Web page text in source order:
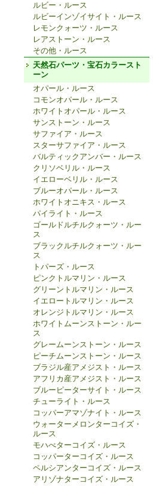
ルビー・ルース
ルビーインゾイサイト・ルース
レモンクォーツ・ルース
レアストーン・ルース
その他・ルース
天然石パーツ・宝石カラースト
ーン
オパール・ルース
コモンオパール・ルース
ホワイトオパール・ルース
サンストーン・ルース
サファイア・ルース
スターサファイア・ルース
バルティックアンバー・ルース
クリソベリル・ルース
イエローベリル・ルース
ブルーオパール・ルース
ホワイトオニキス・ルース
パイライト・ルース
ゴールドルチルクォーツ・ルー
ス
ブラックルチルクォーツ・ルー
ス
トパーズ・ルース
ピンクトルマリン・ルース
グリーントルマリン・ルース
イエロートルマリン・ルース
オレンジトルマリン・ルース
ホワイトムーンストーン・ルー
ス
グレームーンストーン・ルース
ピーチムーンストーン・ルース
ブラジル産アメジスト・ルース
アフリカ産アメジスト・ルース
ブルーピーターサイト・ルース
チューライト・ルース
コッパーアマゾナイト・ルース
ウォーターメロンターコイズ・
ルース
モハべターコイズ・ルース
コッパーターコイズ・ルース
ペルシアンターコイズ・ルース
アリゾナターコイズ・ルース